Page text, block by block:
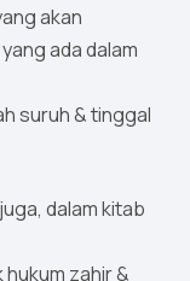
akan
ada dalam
suruh & tinggal
dalam kitab